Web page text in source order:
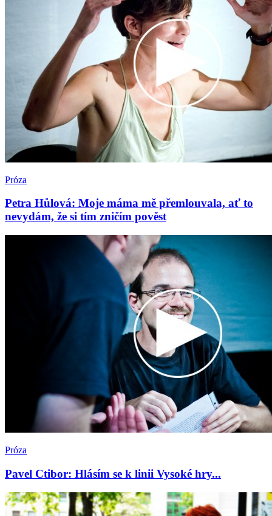
Próza
Petra Hůlová: Moje máma mě přemlouvala, ať to
nevydám, že si tím zničím pověst
Próza
Pavel Ctibor: Hlásím se k linii Vysoké hry...